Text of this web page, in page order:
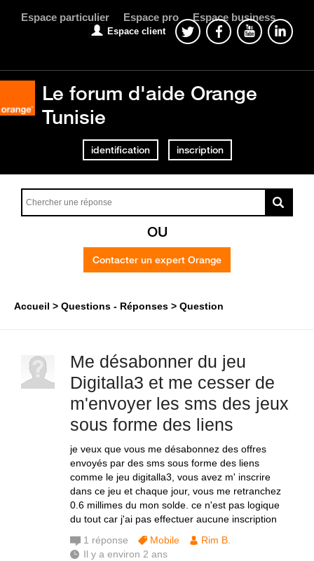
Espace particulier Espace pro Espace business
Espace client
Le forum d'aide Orange
Tunisie
identification inscription
OU
Contacter un expert Orange
Accueil Questions - Réponses Question
Me désabonner du jeu
Digitalla3 et me cesser de
m'envoyer les sms des jeux
sous forme des liens
je veux que vous me désabonnez des offres
envoyés par des sms sous forme des liens
comme le jeu digitalla3, vous avez m' inscrire
dans ce jeu et chaque jour, vous me retranchez
0.6 millimes du mon solde. ce n'est pas logique
du tout car j'ai pas effectuer aucune inscription
1 réponse Mobile
Rim B.
Il y a environ 2 ans